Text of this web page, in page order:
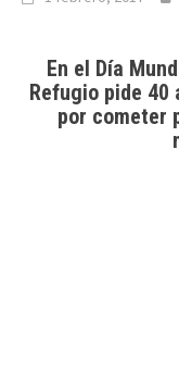
En el Día
Refugio pide
por cometer